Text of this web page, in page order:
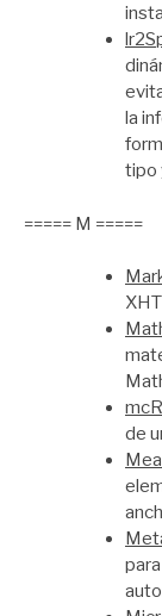
la
tipo
===== M =====
de